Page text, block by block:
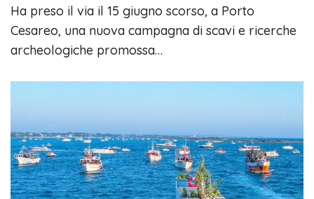
Ha preso il via il 15 giugno scorso, a Porto
Cesareo, una nuova campagna di scavi e ricerche
archeologiche promossa…